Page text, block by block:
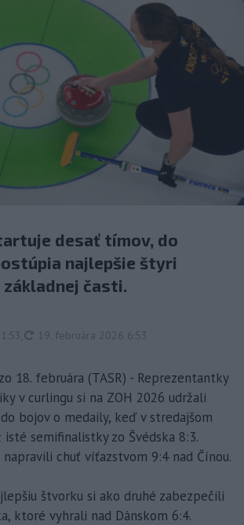
desať tímov, do
najlepšie štyri
časti.
aktualizované
19. februára 2026 6:53
18. februára (TASR) - Reprezentantky
v curlingu si na ZOH 2026 udržali
bojov o medaily, keď v stredajšom
isté semifinalistky zo Švédska 8:3.
chuť víťazstvom 9:4 nad Čínou.
štvorku si ako druhé zabezpečili
ktoré vyhrali nad Dánskom 6:4.